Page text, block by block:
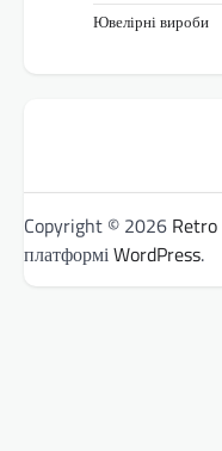
Ювелірні вироби
Copyright © 2026 Retro
платформіWordPress.